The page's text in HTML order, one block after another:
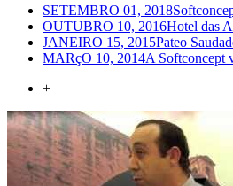
SETEMBRO 01, 2018
OUTUBRO 10, 2016Hotel das
JANEIRO 15, 2015Pateo
MARçO 10, 2014A Softconcept
+